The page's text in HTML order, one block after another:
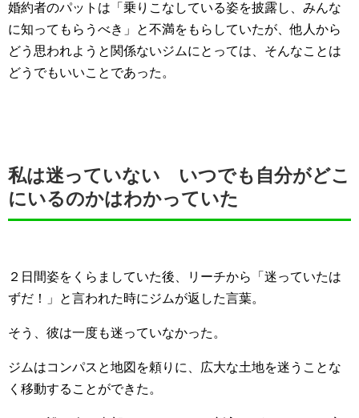
婚約者のパットは「乗りこなしている姿を披露し、みんな
に知ってもらうべき」と不満をもらしていたが、他人から
どう思われようと関係ないジムにとっては、そんなことは
どうでもいいことであった。
私は迷っていない いつでも自分がどこ
にいるのかはわかっていた
２日間姿をくらましていた後、リーチから「迷っていたは
ずだ！」と言われた時にジムが返した言葉。
そう、彼は一度も迷っていなかった。
ジムはコンパスと地図を頼りに、広大な土地を迷うことな
く移動することができた。